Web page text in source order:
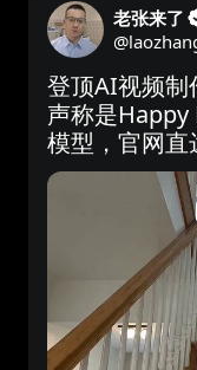
老张来了
@
登顶AI视频
声称是Happy
模型，官网直